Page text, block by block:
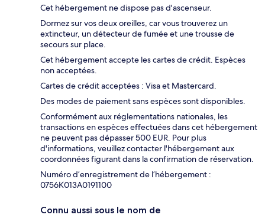
Cet hébergement ne dispose pas d'ascenseur.
Dormez sur vos deux oreilles, car vous trouverez un
extincteur, un détecteur de fumée et une trousse de
secours sur place.
Cet hébergement accepte les cartes de crédit. Espèces
non acceptées.
Cartes de crédit acceptées : Visa et Mastercard.
Des modes de paiement sans espèces sont disponibles.
Conformément aux réglementations nationales, les
transactions en espèces effectuées dans cet hébergement
ne peuvent pas dépasser 500 EUR. Pour plus
d'informations, veuillez contacter l'hébergement aux
coordonnées figurant dans la confirmation de réservation.
Numéro d’enregistrement de l’hébergement :
0756Κ013A0191100
Connu aussi sous le nom de